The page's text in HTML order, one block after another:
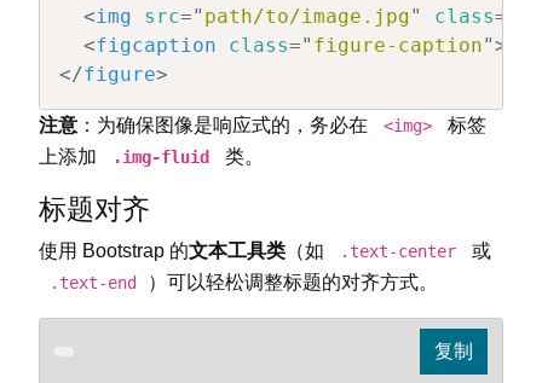
<img src=" path/to/image.jpg" class=
<figcaption class=" figure-caption">
</figure>
注意 ：为确保图像是响应式的，务必在 <img>
标签
上添加
.img-fluid 类。
标题对齐
使用 Bootstrap 的文本工具类 （如 .text-center 或
.text-end ）可以轻松调整标题的对齐方式。